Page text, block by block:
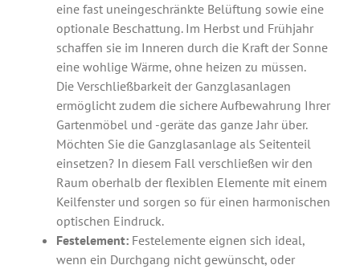
eine fast uneingeschränkte Belüftung sowie eine
optionale Beschattung. Im Herbst und Frühjahr
schaffen sie im Inneren durch die Kraft der Sonne
eine wohlige Wärme, ohne heizen zu müssen.
Die Verschließbarkeit der Ganzglasanlagen
ermöglicht zudem die sichere Aufbewahrung Ihrer
Gartenmöbel und -geräte das ganze Jahr über.
Möchten Sie die Ganzglasanlage als Seitenteil
einsetzen? In diesem Fall verschließen wir den
Raum oberhalb der flexiblen Elemente mit einem
Keilfenster und sorgen so für einen harmonischen
optischen Eindruck.
Festelement: Festelemente eignen sich ideal,
wenn ein Durchgang nicht gewünscht, oder